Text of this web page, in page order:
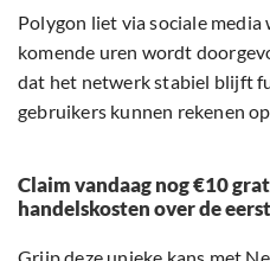
Polygon liet via sociale
komende uren wordt
dat het netwerk stabiel blijft
gebruikers kunnen rekenen
Claim vandaag nog €10
handelskosten over de